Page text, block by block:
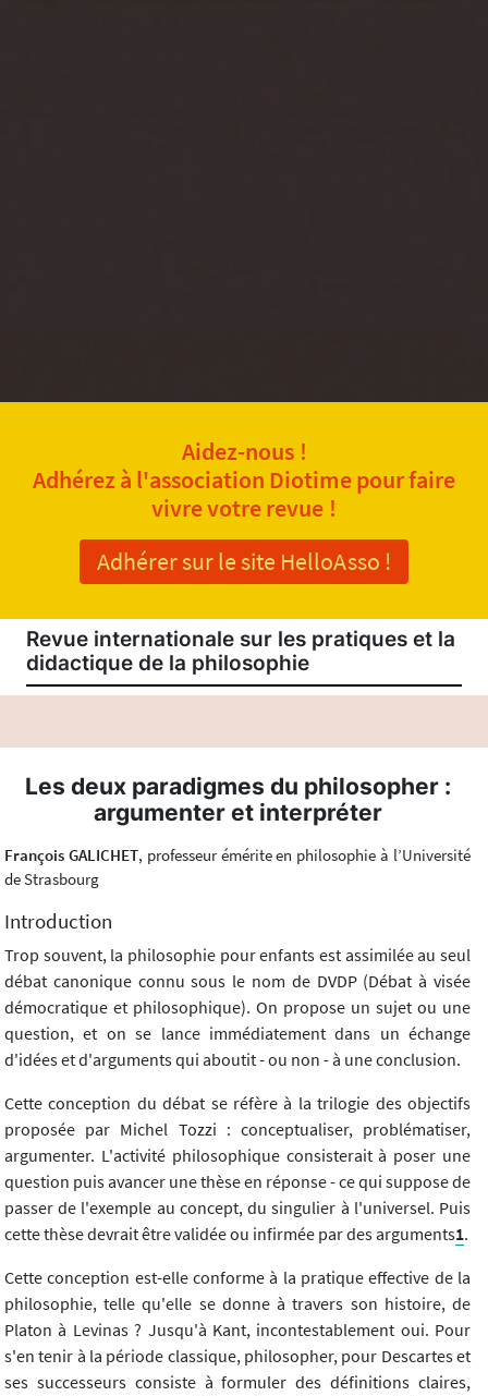
Aidez-nous !
Adhérez à l'association Diotime pour faire
vivre votre revue !
Adhérer sur le site HelloAsso !
Revue internationale sur les pratiques et la
didactique de la philosophie
Les deux paradigmes du philosopher :
argumenter et interpréter
François GALICHET, professeur émérite en philosophie à l’Université
de Strasbourg
Introduction
Trop souvent, la philosophie pour enfants est assimilée au seul
débat canonique connu sous le nom de DVDP (Débat à visée
démocratique et philosophique). On propose un sujet ou une
question, et on se lance immédiatement dans un échange
d'idées et d'arguments qui aboutit - ou non - à une conclusion.
Cette conception du débat se réfère à la trilogie des objectifs
proposée par Michel Tozzi : conceptualiser, problématiser,
argumenter. L'activité philosophique consisterait à poser une
question puis avancer une thèse en réponse - ce qui suppose de
passer de l'exemple au concept, du singulier à l'universel. Puis
cette thèse devrait être validée ou infirmée par des arguments1.
Cette conception est-elle conforme à la pratique effective de la
philosophie, telle qu'elle se donne à travers son histoire, de
Platon à Levinas ? Jusqu'à Kant, incontestablement oui. Pour
s'en tenir à la période classique, philosopher, pour Descartes et
ses successeurs consiste à formuler des définitions claires,